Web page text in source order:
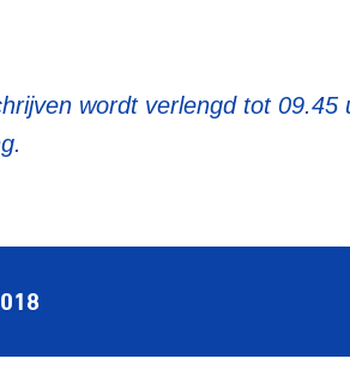
wordt verlengd tot 09.45